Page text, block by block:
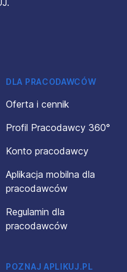
DLA PRACODAWCÓW
Oferta i cennik
Profil Pracodawcy 360°
Konto pracodawcy
Aplikacja mobilna dla
pracodawców
Regulamin dla
pracodawców
POZNAJ APLIKUJ.PL